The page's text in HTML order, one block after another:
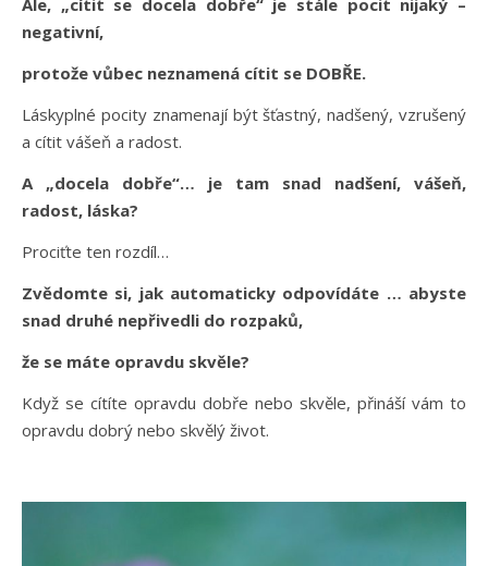
Ale, „cítit se docela dobře“ je stále pocit nijaký –
negativní,
protože vůbec neznamená cítit se DOBŘE.
Láskyplné pocity znamenají být šťastný, nadšený, vzrušený
a cítit vášeň a radost.
A „docela dobře“… je tam snad nadšení, vášeň,
radost, láska?
Prociťte ten rozdíl…
Zvědomte si, jak automaticky odpovídáte … abyste
snad druhé nepřivedli do rozpaků,
že se máte opravdu skvěle?
Když se cítíte opravdu dobře nebo skvěle, přináší vám to
opravdu dobrý nebo skvělý život.